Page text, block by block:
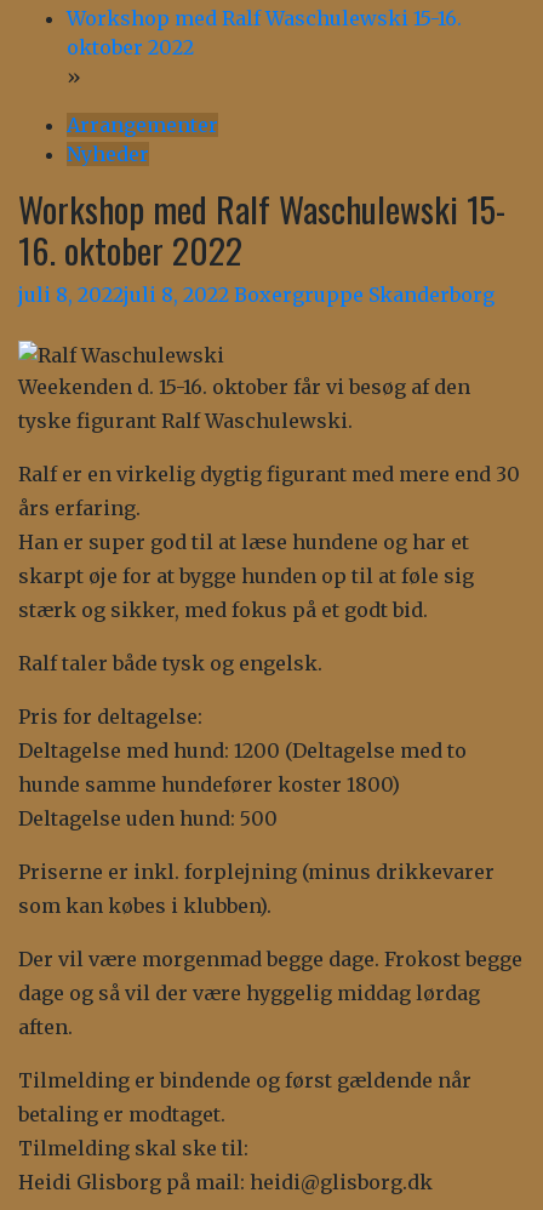
Workshop med Ralf Waschulewski 15-16.
oktober 2022
»
Arrangementer
Nyheder
Workshop med Ralf Waschulewski 15-
16. oktober 2022
juli 8, 2022juli 8, 2022 Boxergruppe Skanderborg
Weekenden d. 15-16. oktober får vi besøg af den
tyske figurant Ralf Waschulewski.
Ralf er en virkelig dygtig figurant med mere end 30
års erfaring.
Han er super god til at læse hundene og har et
skarpt øje for at bygge hunden op til at føle sig
stærk og sikker, med fokus på et godt bid.
Ralf taler både tysk og engelsk.
Pris for deltagelse:
Deltagelse med hund: 1200 (Deltagelse med to
hunde samme hundefører koster 1800)
Deltagelse uden hund: 500
Priserne er inkl. forplejning (minus drikkevarer
som kan købes i klubben).
Der vil være morgenmad begge dage. Frokost begge
dage og så vil der være hyggelig middag lørdag
aften.
Tilmelding er bindende og først gældende når
betaling er modtaget.
Tilmelding skal ske til:
Heidi Glisborg på mail: heidi@glisborg.dk